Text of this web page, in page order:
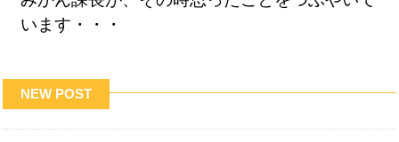
います・・・
NEW POST